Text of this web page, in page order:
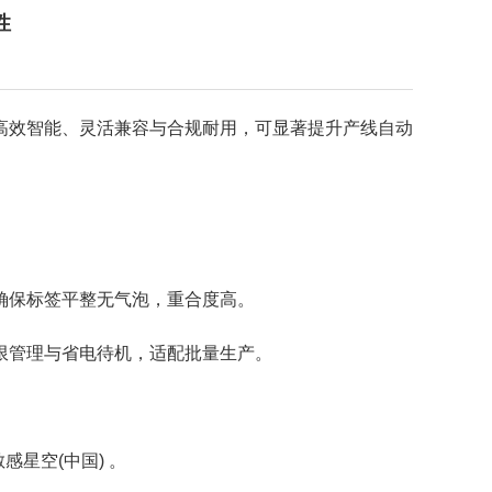
效智能、灵活兼容与合规耐用，可显著提升产线自动
标签平整无气泡，重合度高。
理与省电待机，适配批量生产。
星空(中国) 。